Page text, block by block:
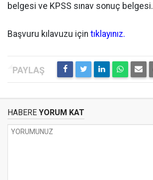
belgesi ve KPSS sınav sonuç belgesi.
Başvuru kılavuzu için tıklayınız.
HABERE YORUM KAT